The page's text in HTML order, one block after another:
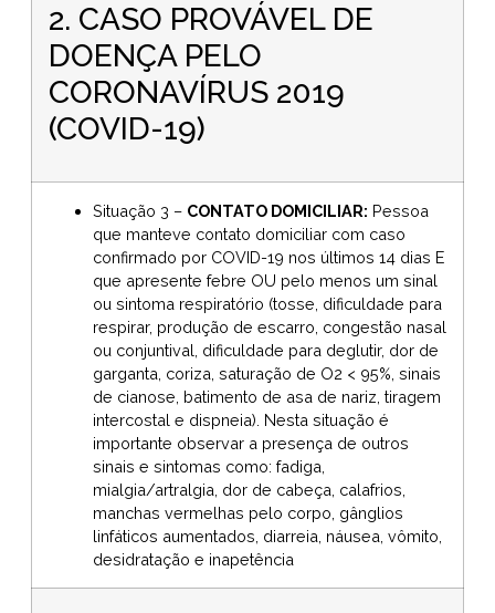
2. CASO PROVÁVEL DE
DOENÇA PELO
CORONAVÍRUS 2019
(COVID-19)
Situação 3 – CONTATO DOMICILIAR: Pessoa
que manteve contato domiciliar com caso
confirmado por COVID-19 nos últimos 14 dias E
que apresente febre OU pelo menos um sinal
ou sintoma respiratório (tosse, dificuldade para
respirar, produção de escarro, congestão nasal
ou conjuntival, dificuldade para deglutir, dor de
garganta, coriza, saturação de O2 < 95%, sinais
de cianose, batimento de asa de nariz, tiragem
intercostal e dispneia). Nesta situação é
importante observar a presença de outros
sinais e sintomas como: fadiga,
mialgia/artralgia, dor de cabeça, calafrios,
manchas vermelhas pelo corpo, gânglios
linfáticos aumentados, diarreia, náusea, vômito,
desidratação e inapetência